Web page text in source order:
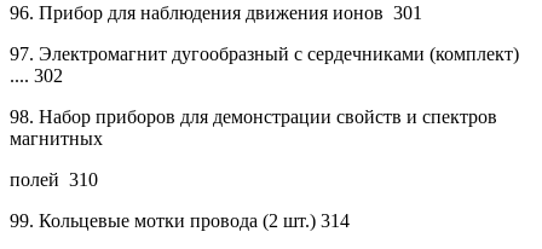
96. Прибор для наблюдения движения ионов 301
97. Электромагнит дугообразный с сердечниками (комплект)
.... 302
98. Набор приборов для демонстрации свойств и спектров
магнитных
полей 310
99. Кольцевые мотки провода (2 шт.) 314